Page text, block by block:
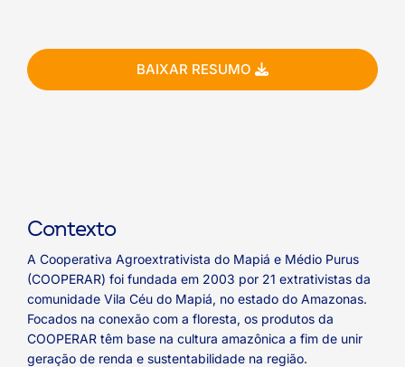
BAIXAR RESUMO
Contexto
A Cooperativa Agroextrativista do Mapiá e Médio Purus
(COOPERAR) foi fundada em 2003 por 21 extrativistas da
comunidade Vila Céu do Mapiá, no estado do Amazonas.
Focados na conexão com a floresta, os produtos da
COOPERAR têm base na cultura amazônica a fim de unir
geração de renda e sustentabilidade na região.